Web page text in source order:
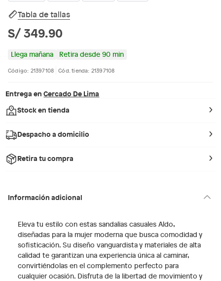
Tabla de tallas
S/ 349.90
Llega mañana Retira desde 90 min
Código: 21397108 Cód. tienda: 21397108
Entrega en Cercado De Lima
Stock en tienda
Despacho a domicilio
Retira tu compra
Información adicional
Eleva tu estilo con estas sandalias casuales Aldo,
diseñadas para la mujer moderna que busca comodidad y
sofisticación. Su diseño vanguardista y materiales de alta
calidad te garantizan una experiencia única al caminar,
convirtiéndolas en el complemento perfecto para
cualquier ocasión. Disfruta de la libertad de movimiento y